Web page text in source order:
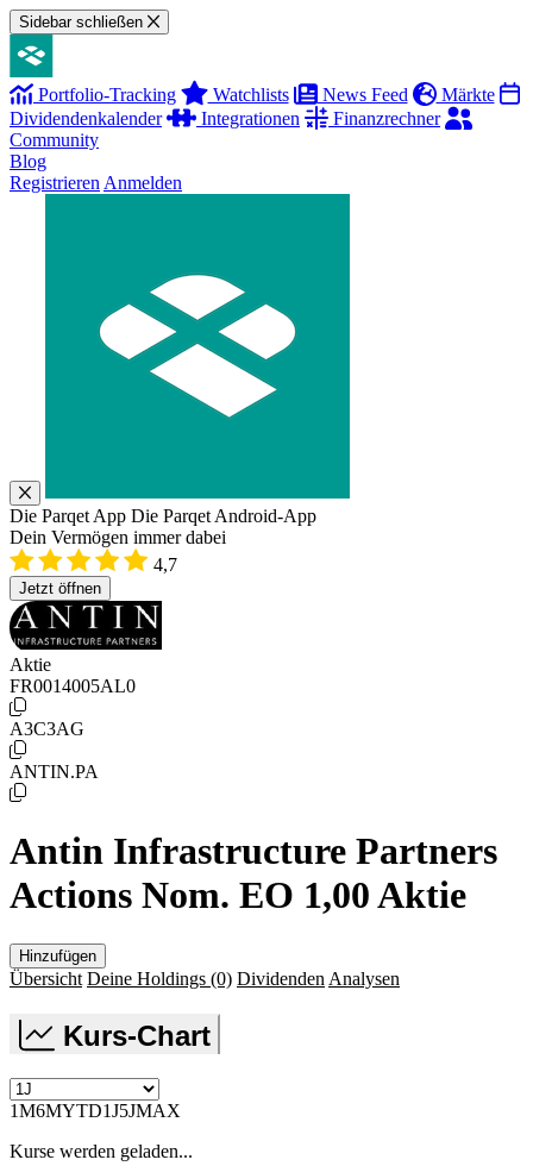
Sidebar schließen
Portfolio-Tracking Watchlists News Feed
Märkte
Dividendenkalender
Integrationen
Finanzrechner
Community
Blog
Registrieren Anmelden
Die Parqet App Die Parqet Android-App
Dein Vermögen immer dabei
4,7
Jetzt öffnen
Aktie
FR0014005AL0
A3C3AG
ANTIN.PA
Antin Infrastructure Partners
Actions Nom. EO 1,00 Aktie
Hinzufügen
Übersicht Deine Holdings (0) Dividenden Analysen
Kurs-Chart
1M6MYTD1J5JMAX
Kurse werden geladen...